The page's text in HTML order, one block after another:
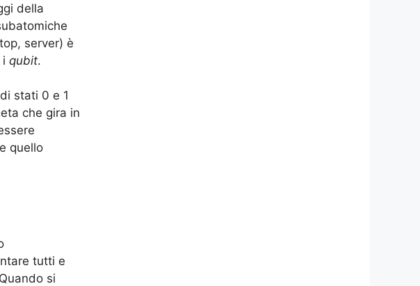
della
server) è
qubit.
di stati 0 e 1
che gira in
quello
tutti e
si